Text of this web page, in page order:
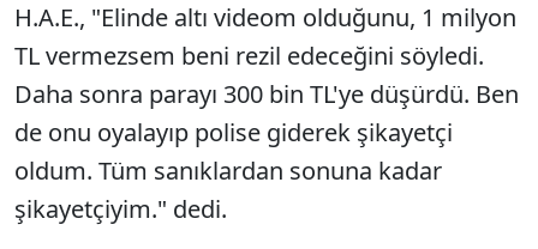
H.A.E., "Elinde altı videom olduğunu, 1 milyon
TL vermezsem beni rezil edeceğini söyledi.
Daha sonra parayı 300 bin TL'ye düşürdü. Ben
de onu oyalayıp polise giderek şikayetçi
oldum. Tüm sanıklardan sonuna kadar
şikayetçiyim." dedi.